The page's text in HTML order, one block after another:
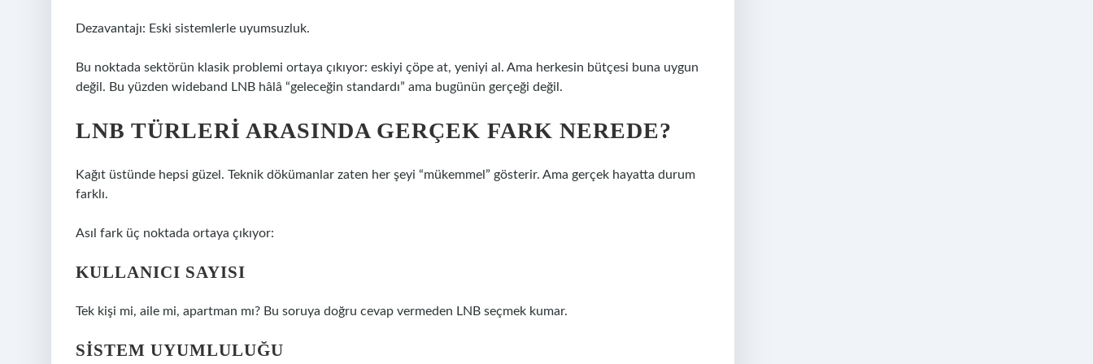
Dezavantajı: Eski sistemlerle uyumsuzluk.
Bu noktada sektörün klasik problemi ortaya çıkıyor: eskiyi çöpe at, yeniyi al. Ama herkesin bütçesi buna uygun
değil. Bu yüzden wideband LNB hâlâ “geleceğin standardı” ama bugünün gerçeği değil.
LNB TÜRLERI ARASINDA GERÇEK FARK NEREDE?
Kağıt üstünde hepsi güzel. Teknik dökümanlar zaten her şeyi “mükemmel” gösterir. Ama gerçek hayatta durum
farklı.
Asıl fark üç noktada ortaya çıkıyor:
KULLANICI SAYISI
Tek kişi mi, aile mi, apartman mı? Bu soruya doğru cevap vermeden LNB seçmek kumar.
SISTEM UYUMLULUĞU